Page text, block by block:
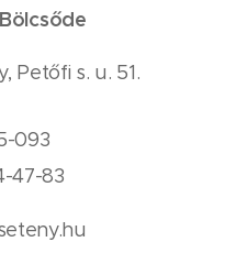
Petőfi s. u. 51.
093
47-83